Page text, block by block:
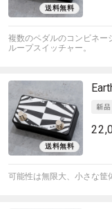
複数のペダルのコンビネー
ループスイッチャー。
可能性は無限大、小さな筐